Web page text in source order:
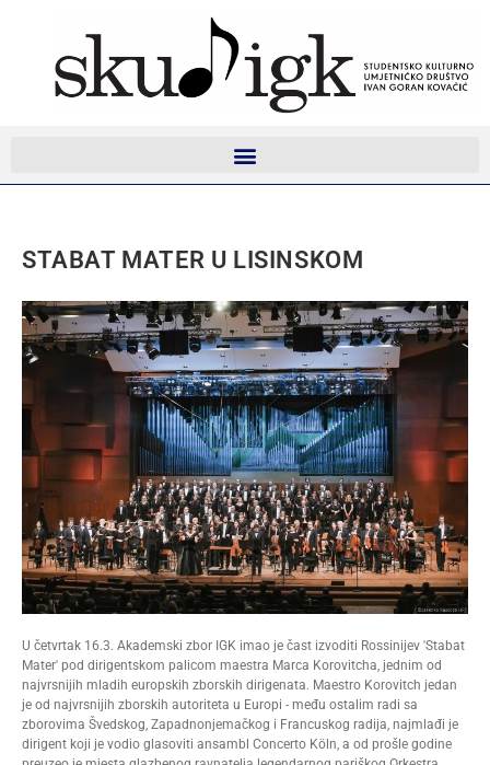
STABAT MATER U LISINSKOM
U četvrtak 16.3. Akademski zbor IGK imao je čast izvoditi Rossinijev 'Stabat
Mater' pod dirigentskom palicom maestra Marca Korovitcha, jednim od
najvrsnijih mladih europskih zborskih dirigenata. Maestro Korovitch jedan
je od najvrsnijih zborskih autoriteta u Europi - među ostalim radi sa
zborovima Švedskog, Zapadnonjemačkog i Francuskog radija, najmlađi je
dirigent koji je vodio glasoviti ansambl Concerto Köln, a od prošle godine